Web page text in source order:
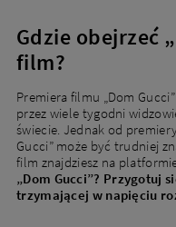
Gdzie obejrzeć
film?
Premiera filmu „Dom
przez wiele tygodni
świecie. Jednak od
Gucci” może być trudniej
film znajdziesz na
„Dom Gucci”? Przygotuj
trzymającej w napięciu